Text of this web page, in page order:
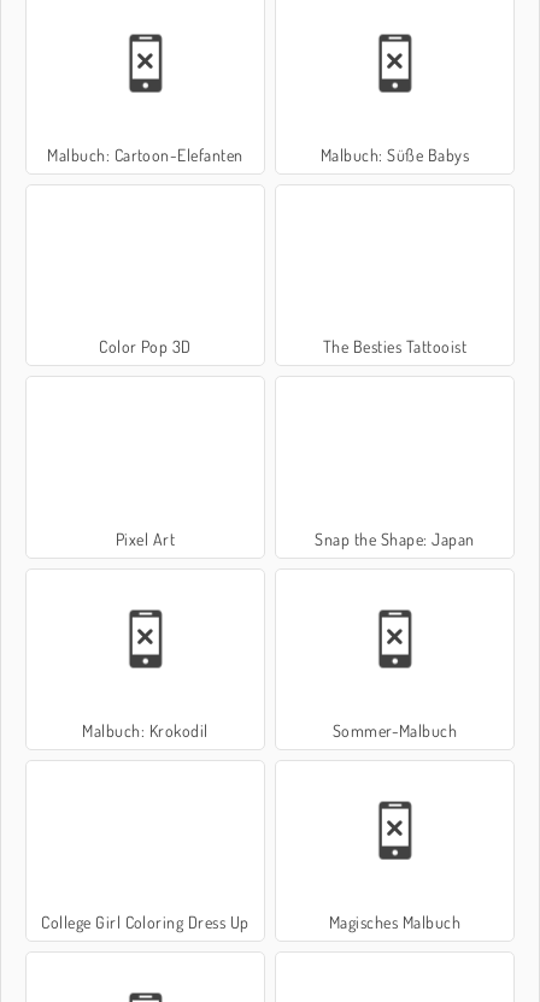
Malbuch: Cartoon-Elefanten Malbuch: Süße Babys
Color Pop 3D The Besties Tattooist
Pixel Art Snap the Shape: Japan
Malbuch: Krokodil Sommer-Malbuch
College Girl Coloring Dress Up Magisches Malbuch